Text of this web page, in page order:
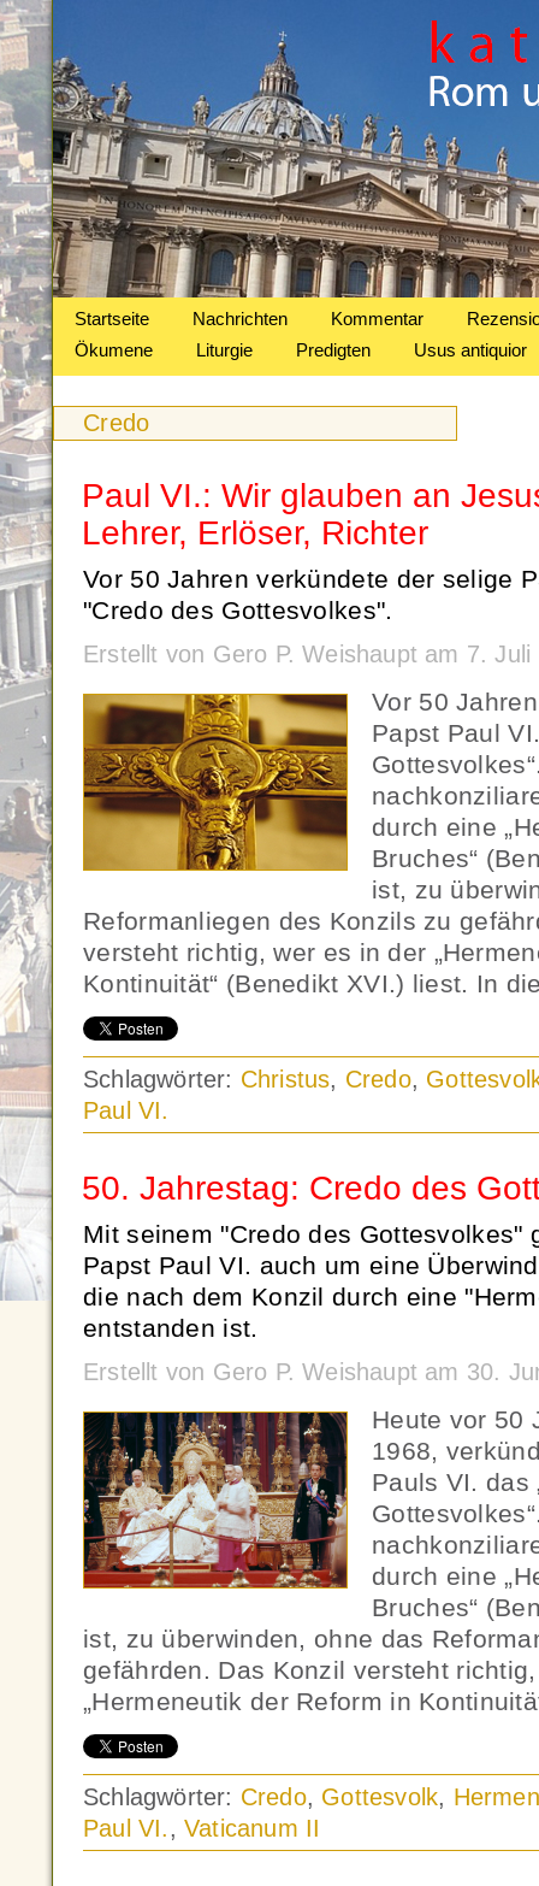
Startseite Nachrichten Kommentar
Ökumene
Liturgie Predigten Usus antiquior
Credo
Paul VI.: Wir glauben an
Lehrer, Erlöser, Richter
Vor 50 Jahren verkündete der selige
"Credo des Gottesvolkes".
Erstellt von Gero P. Weishaupt am 7.
Vor 50
Papst Paul
durch eine
Bruches“
ist, zu
Reformanliegen des Konzils zu
versteht richtig, wer es in der
Kontinuität“ (Benedikt XVI.) liest. In
Schlagwörter: Christus, Credo,
Paul VI.
50. Jahrestag: Credo des
Mit seinem "Credo des Gottesvolkes"
Papst Paul VI. auch um eine
die nach dem Konzil durch eine
entstanden ist.
Erstellt von Gero P. Weishaupt am 30.
Heute vor 50
1968,
Pauls VI. das
durch eine
Bruches“
ist, zu überwinden, ohne das
gefährden. Das Konzil versteht
„Hermeneutik der Reform in
Schlagwörter: Credo, Gottesvolk,
Paul VI.,Vaticanum II